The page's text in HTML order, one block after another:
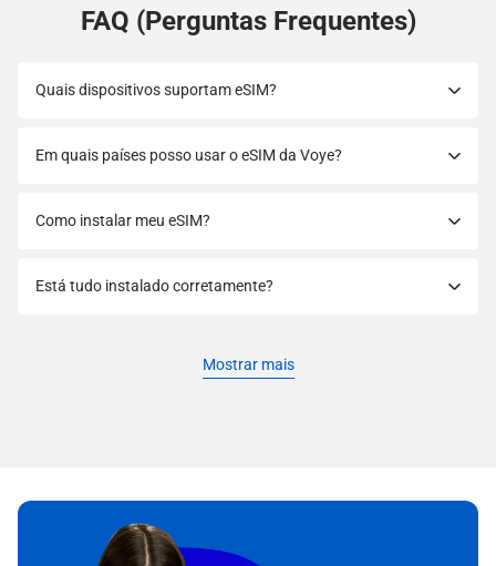
FAQ (Perguntas Frequentes)
Quais dispositivos suportam eSIM?
Em quais países posso usar o eSIM da Voye?
Como instalar meu eSIM?
Está tudo instalado corretamente?
Mostrar mais